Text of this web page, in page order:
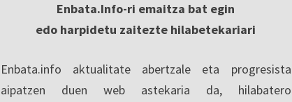
Enbata.Info-ri emaitza bat egin
edo harpidetu zaitezte hilabetekariari
Enbata.info aktualitate abertzale eta progresista
aipatzen duen web astekaria da, hilabatero